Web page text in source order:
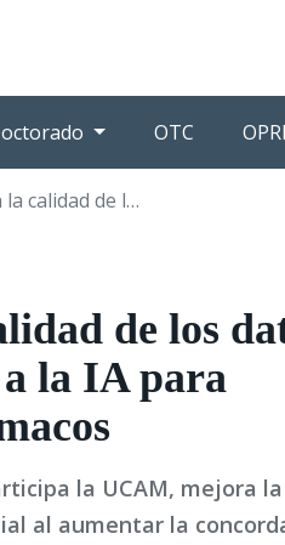
OTC OPRI
que entrenan a la IA para descubrir fármacos
de los
la IA para
la UCAM, mejora
al aumentar la